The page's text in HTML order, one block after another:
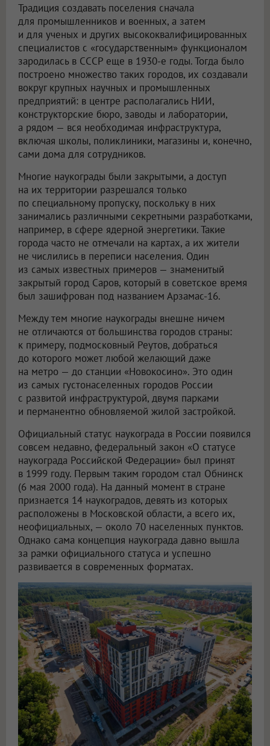
Традиция создавать поселения сначала
для промышленников и военных, а затем
и для ученых и других высококвалифицированных
специалистов с «государственным» функционалом
зародилась в СССР еще в 1930-е годы. Тогда было
построено множество таких городов, их создавали
вокруг крупных научных и промышленных
предприятий: в центре располагались НИИ,
конструкторские бюро, заводы и лаборатории,
а рядом — вся необходимая инфраструктура,
включая школы, поликлиники, магазины и, конечно,
сами дома для сотрудников.
Многие наукограды были закрытыми, а доступ
на их территории разрешался только
по специальному пропуску, поскольку в них
занимались различными секретными разработками,
например, в сфере ядерной энергетики. Такие
города часто не отмечали на картах, а их жители
не числились в переписи населения. Один
из самых известных примеров — знаменитый
закрытый город Саров, который в советское время
был зашифрован под названием Арзамас-16.
Между тем многие наукограды внешне ничем
не отличаются от большинства городов страны:
к примеру, подмосковный Реутов, добраться
до которого может любой желающий даже
на метро — до станции «Новокосино». Это один
из самых густонаселенных городов России
с развитой инфраструктурой, двумя парками
и перманентно обновляемой жилой застройкой.
Официальный статус наукограда в России появился
совсем недавно, федеральный закон «О статусе
наукограда Российской Федерации» был принят
в 1999 году. Первым таким городом стал Обнинск
(6 мая 2000 года). На данный момент в стране
признается 14 наукоградов, девять из которых
расположены в Московской области, а всего их,
неофициальных, — около 70 населенных пунктов.
Однако сама концепция наукограда давно вышла
за рамки официального статуса и успешно
развивается в современных форматах.